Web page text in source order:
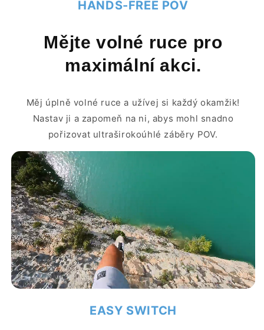
HANDS-FREE POV
Mějte volné ruce pro
maximální akci.
Měj úplně volné ruce a užívej si každý okamžik!
Nastav ji a zapomeň na ni, abys mohl snadno
pořizovat ultraširokoúhlé záběry POV.
EASY SWITCH